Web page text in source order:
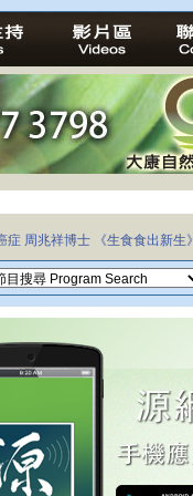
症 周兆祥博士 《生食食出新生》